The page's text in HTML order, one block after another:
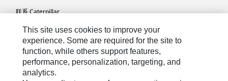
联系 Caterpillar
我的营销首选项
站点地图
Cookie Settings
法律
This site uses cookies to improve your
experience. Some are required for the site to
function, while others support features,
performance, personalization, targeting, and
analytics.